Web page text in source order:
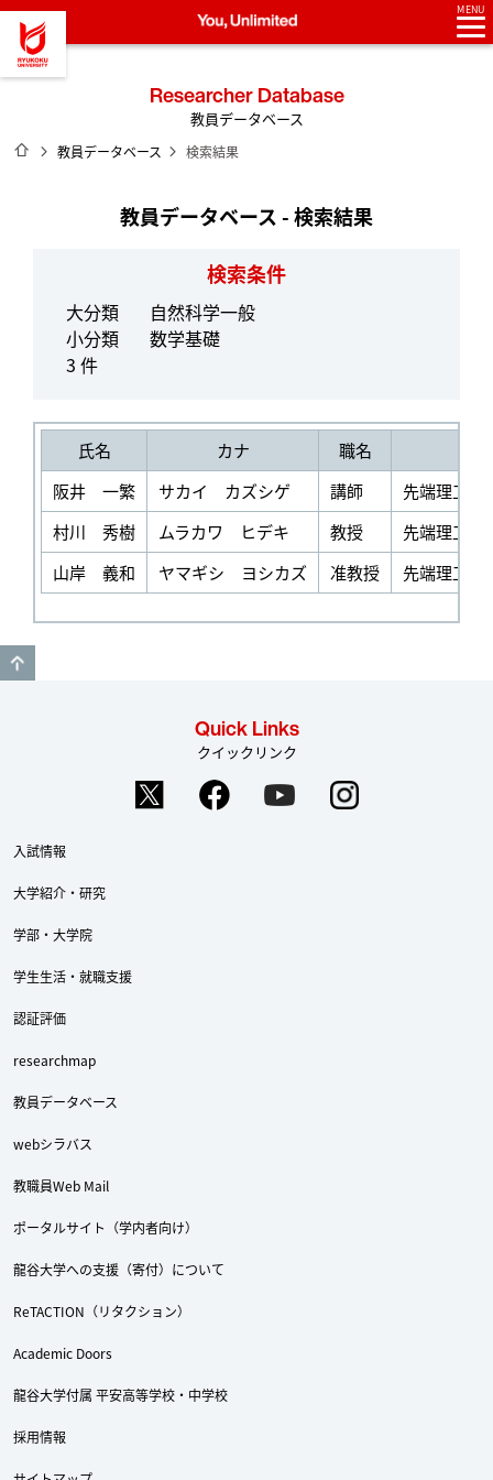
龍谷大学 You, Unlimited
MENU
Researcher Database
教員データベース
ホーム
教員データベース 検索結果
教員データベース - 検索結果
検索条件
大分類
自然科学一般
小分類
数学基礎
3 件
氏名 カナ
職名
阪井 一繁
サカイ カズシゲ 講師
先端理工学
村川 秀樹
ムラカワ ヒデキ 教授
先端理工学
山岸 義和
ヤマギシ ヨシカズ 准教授 先端理工学
Quick Links
クイックリンク
入試情報
大学紹介・研究
学部・大学院
学生生活・就職支援
認証評価
researchmap
教員データベース
webシラバス
教職員Web Mail
ポータルサイト（学内者向け）
龍谷大学への支援（寄付）について
ReTACTION（リタクション）
Academic Doors
龍谷大学付属 平安高等学校・中学校
採用情報